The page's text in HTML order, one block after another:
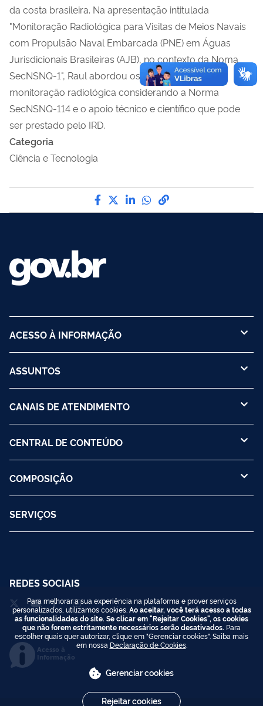
da costa brasileira. Na apresentação intitulada
"Monitoração Radiológica para Visitas de Meios Navais
com Propulsão Naval Embarcada (PNE) em Águas
Jurisdicionais Brasileiras (AJB), no contexto da Noma
SecNSNQ-1", Raul abordou os procedimentos de
monitoração radiológica considerando a Norma
SecNSNQ-114 e o apoio técnico e científico que pode
ser prestado pelo IRD.
Categoria
Ciência e Tecnologia
Compartilhe por Facebook
Compartilhe por Twitter
Compartilhe por
Compartilhe por
link para Copiar
ACESSO À INFORMAÇÃO
ASSUNTOS
CANAIS DE ATENDIMENTO
CENTRAL DE CONTEÚDO
COMPOSIÇÃO
SERVIÇOS
REDES SOCIAIS
Acesso à
Informação
Para melhorar a sua experiência na plataforma e prover serviços
personalizados, utilizamos cookies. Ao aceitar, você terá acesso a todas
as funcionalidades do site. Se clicar em "Rejeitar Cookies", os cookies
que não forem estritamente necessários serão desativados. Para
escolher quais quer autorizar, clique em "Gerenciar cookies". Saiba mais
em nossa Declaração de Cookies.
Gerenciar cookies
Rejeitar cookies